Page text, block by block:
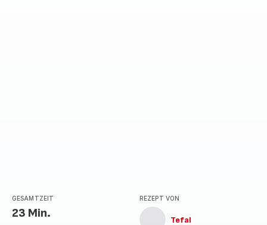
GESAMTZEIT
23 Min.
REZEPT VON
Tefal